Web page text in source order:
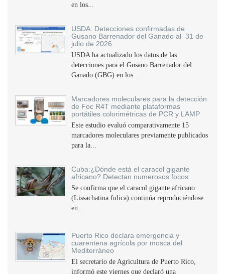
en los...
USDA: Detecciones confirmadas de
Gusano Barrenador del Ganado al 31 de
julio de 2026
USDA ha actualizado los datos de las
detecciones para el Gusano Barrenador del
Ganado (GBG) en los...
Marcadores moleculares para la detección
de Foc R4T mediante plataformas
portátiles colorimétricas de PCR y LAMP
Este estudio evaluó comparativamente 15
marcadores moleculares previamente publicados
para la...
Cuba:¿Dónde está el caracol gigante
africano? Detectan numerosos focos
Se confirma que el caracol gigante africano
(Lissachatina fulica) continúa reproduciéndose
en...
Puerto Rico declara emergencia y
cuarentena agrícola por mosca del
Mediterráneo
El secretario de Agricultura de Puerto Rico,
informó este viernes que declaró una